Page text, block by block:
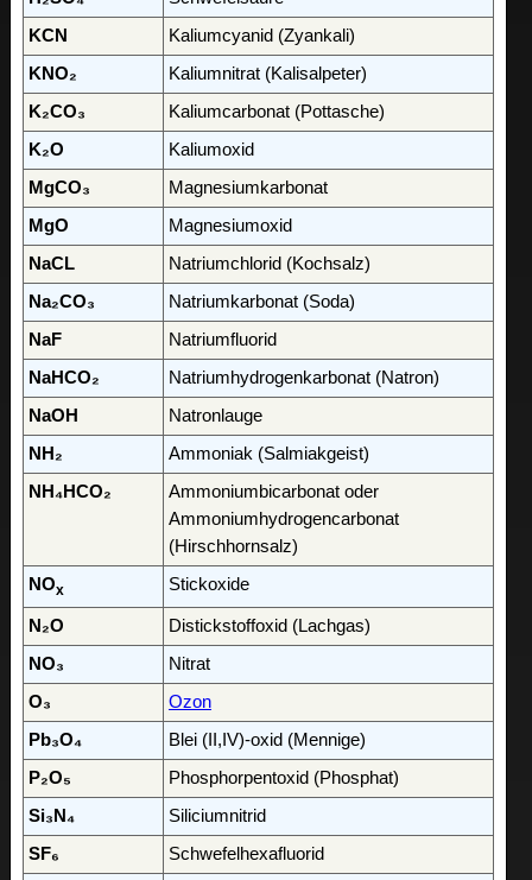
KCN
Kaliumcyanid (Zyankali)
KNO₂
Kaliumnitrat (Kalisalpeter)
K₂CO₃
Kaliumcarbonat (Pottasche)
K₂O
Kaliumoxid
MgCO₃
Magnesiumkarbonat
MgO
Magnesiumoxid
NaCL
Natriumchlorid (Kochsalz)
Na₂CO₃
Natriumkarbonat (Soda)
NaF
Natriumfluorid
NaHCO₂
Natriumhydrogenkarbonat (Natron)
NaOH
Natronlauge
NH₂
Ammoniak (Salmiakgeist)
NH₄HCO₂
Ammoniumbicarbonat oder
Ammoniumhydrogencarbonat
(Hirschhornsalz)
NOx Stickoxide
N₂O
Distickstoffoxid (Lachgas)
NO₃
Nitrat
O₃
Ozon
Pb₃O₄
Blei (II,IV)-oxid (Mennige)
P₂O₅
Phosphorpentoxid (Phosphat)
Si₃N₄
Siliciumnitrid
SF₆
Schwefelhexafluorid